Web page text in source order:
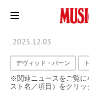
2025.12.03
デヴィッド・バーン
※関連ニュースをご覧に
スト名／項目）をクリッ